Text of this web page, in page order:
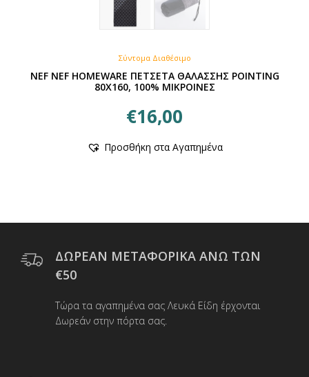
Σύντομα Διαθέσιμο
NEF NEF HOMEWARE ΠΕΤΣΕΤΑ ΘΑΛΑΣΣΗΣ POINTING
80X160, 100% ΜΙΚΡΟΙΝΕΣ
€16,00
Προσθήκη στα Αγαπημένα
ΔΩΡΕΑΝ ΜΕΤΑΦΟΡΙΚΑ ΑΝΩ ΤΩΝ
€50
Τώρα τα αγαπημένα σας Λευκά Είδη έρχονται
Δωρεάν στην πόρτα σας.